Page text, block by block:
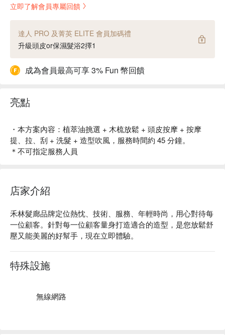
立即了解會員專屬回饋
達人 PRO 及菁英 ELITE 會員加碼禮
升級頭皮or保濕髮浴2擇1
成為會員最高可享 3% Fun 幣回饋
亮點
・本方案內容：植萃油挑選 + 木梳放鬆 + 頭皮按摩 + 按摩
提、拉、刮 + 洗髮 + 造型吹風，服務時間約 45 分鐘。
＊不可指定服務人員
店家介紹
禾林髮廊品牌定位熱忱、技術、服務、年輕時尚，用心對待每
一位顧客。針對每一位顧客量身打造適合的造型，是您放鬆舒
壓又能美麗的好幫手，現在立即體驗。
特殊設施
無線網路